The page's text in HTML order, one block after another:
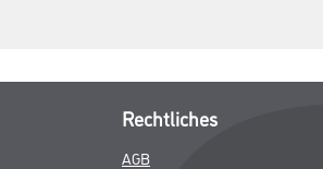
Rechtliches
AGB